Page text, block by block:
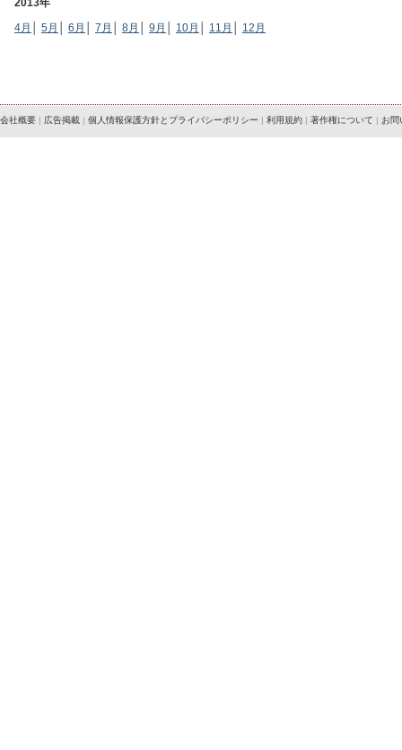
2013年
4月
5月 6月 7月 8月 9月 10月 11月 12月
会社概要 | 広告掲載 | 個人情報保護方針とプライバシーポリシー | 利用規約 | 著作権について | お問